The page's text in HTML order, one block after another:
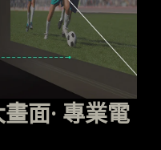
面· 專業電